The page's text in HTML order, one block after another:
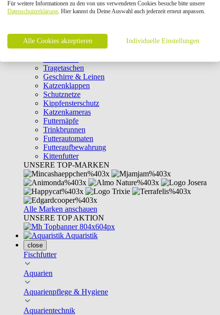
Intelligenzspielzeug
Laserpointer & Elektrospielzeug
Clicker & Target Sticks für Katzen
Weiteres Katzenspielzeug
Transportboxen
Tragetaschen
Geschirre & Leinen
Katzenklappen
Schutznetze
Kippfensterschutz
Katzenkameras
Futternäpfe
Trinkbrunnen
Futterautomaten
Futteraufbewahrung
Kittenfutter
UNSERE TOP-MARKEN
Alle Marken anschauen
UNSERE TOP AKTION
Aquaristik
close
Fischfutter
Aquarien
Aquarienpflege & Hygiene
Aquarientechnik
Für weitere Informationen zu den von uns verwendeten Cookies besuche bitte unsere
Datenschutzerklärung. Hier kannst du Deine Auswahl auch jederzeit erneut anpassen.
Alle Cookies akzeptieren Individuelle Einstellungen